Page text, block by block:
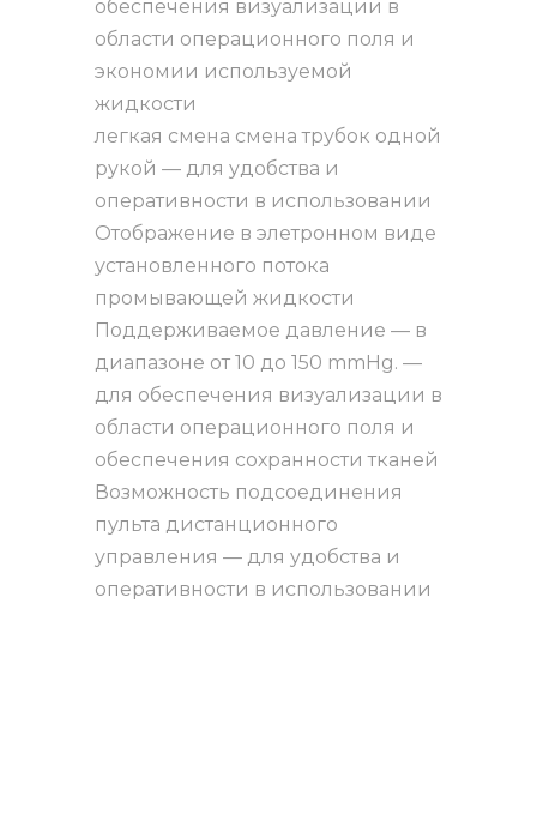
обеспечения визуализации в
области операционного поля и
экономии используемой
жидкости
легкая смена смена трубок одной
рукой — для удобства и
оперативности в использовании
Отображение в элетронном виде
установленного потока
промывающей жидкости
Поддерживаемое давление — в
диапазоне от 10 до 150 mmHg. —
для обеспечения визуализации в
области операционного поля и
обеспечения сохранности тканей
Возможность подсоединения
пульта дистанционного
управления — для удобства и
оперативности в использовании